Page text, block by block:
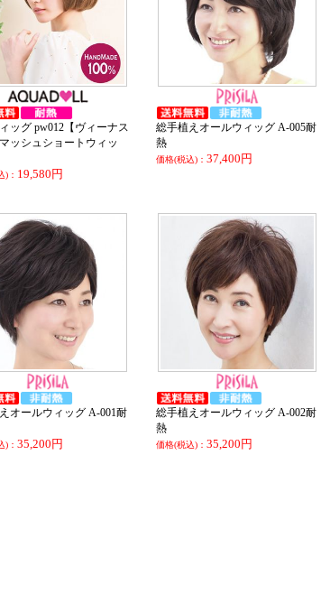
ッグ pw012【ヴィーナス
ッシュショートウィッ
)： 19,580円
総手植えオールウィッグ A-005耐
価格(税込)： 37,400円
オールウィッグ A-001耐
)： 35,200円
総手植えオールウィッグ A-002耐
熱
価格(税込)： 35,200円